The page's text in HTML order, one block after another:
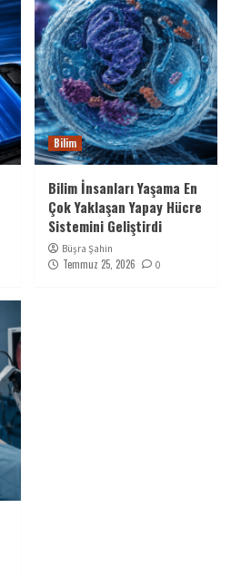
Bilim
Bilim İnsanları Yaşama En
Çok Yaklaşan Yapay Hücre
Sistemini Geliştirdi
Büşra Şahin
Temmuz 25, 2026 0